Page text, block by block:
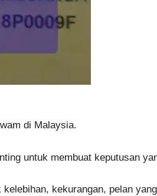
di Malaysia.
untuk membuat keputusan
kekurangan, pelan yang